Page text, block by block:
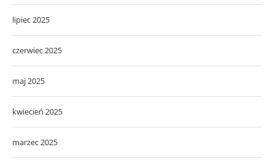
lipiec 2025
czerwiec 2025
maj 2025
kwiecień 2025
marzec 2025